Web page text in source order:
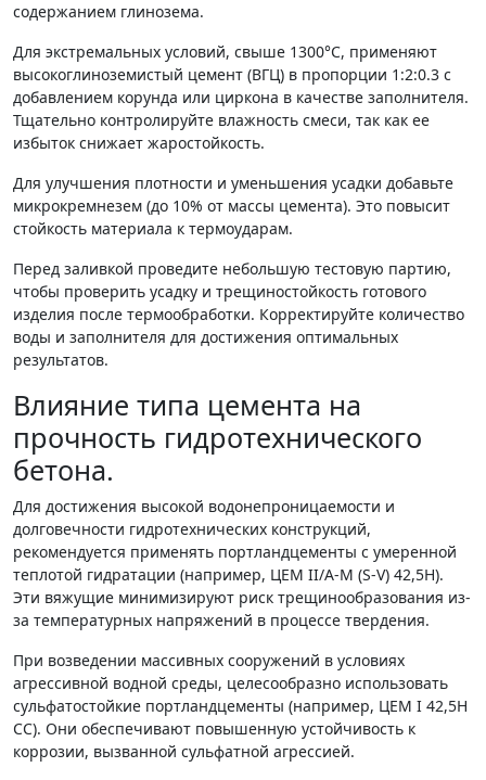
содержанием глинозема.
Для экстремальных условий, свыше 1300°C, применяют
высокоглиноземистый цемент (ВГЦ) в пропорции 1:2:0.3 с
добавлением корунда или циркона в качестве заполнителя.
Тщательно контролируйте влажность смеси, так как ее
избыток снижает жаростойкость.
Для улучшения плотности и уменьшения усадки добавьте
микрокремнезем (до 10% от массы цемента). Это повысит
стойкость материала к термоударам.
Перед заливкой проведите небольшую тестовую партию,
чтобы проверить усадку и трещиностойкость готового
изделия после термообработки. Корректируйте количество
воды и заполнителя для достижения оптимальных
результатов.
Влияние типа цемента на
прочность гидротехнического
бетона.
Для достижения высокой водонепроницаемости и
долговечности гидротехнических конструкций,
рекомендуется применять портландцементы с умеренной
теплотой гидратации (например, ЦЕМ II/А-М (S-V) 42,5Н).
Эти вяжущие минимизируют риск трещинообразования из-
за температурных напряжений в процессе твердения.
При возведении массивных сооружений в условиях
агрессивной водной среды, целесообразно использовать
сульфатостойкие портландцементы (например, ЦЕМ I 42,5Н
СС). Они обеспечивают повышенную устойчивость к
коррозии, вызванной сульфатной агрессией.